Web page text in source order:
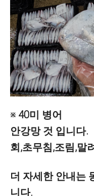
※ 40미 병어
안강망 것 입니다.
회,초무침,조림,말
더 자세한 안내는
니다.